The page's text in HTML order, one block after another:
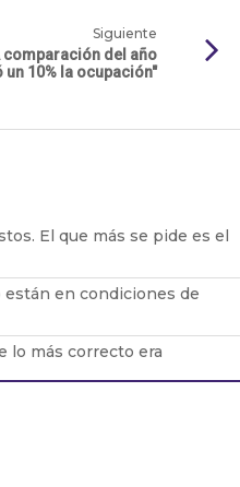
Siguiente
comparación del año
un 10% la ocupación"
El que más se pide es el
están en condiciones de
lo más correcto era
consuman con sus